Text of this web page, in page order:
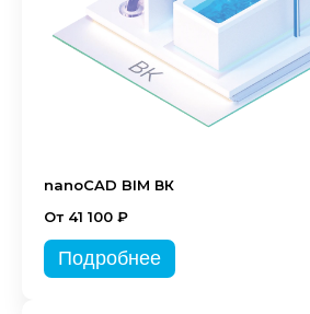
nanoCAD BIM ВК
От 41 100 ₽
Подробнее